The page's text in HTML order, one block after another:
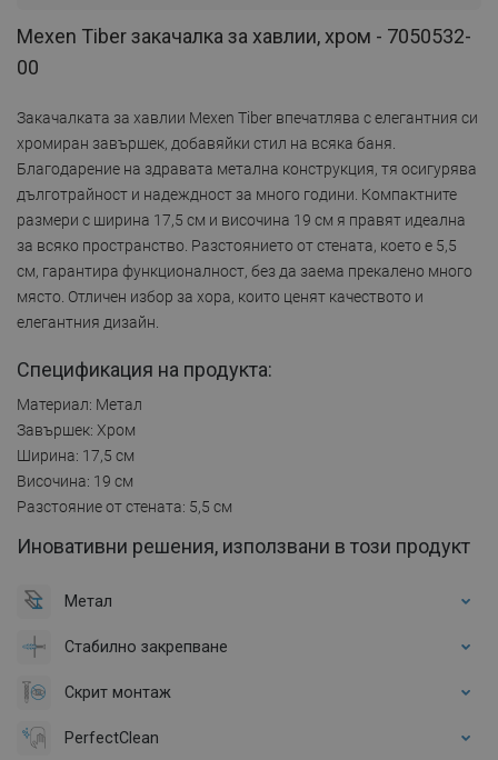
Mexen Tiber закачалка за хавлии, хром - 7050532-
00
Закачалката за хавлии Mexen Tiber впечатлява с елегантния си
хромиран завършек, добавяйки стил на всяка баня.
Благодарение на здравата метална конструкция, тя осигурява
дълготрайност и надеждност за много години. Компактните
размери с ширина 17,5 см и височина 19 см я правят идеална
за всяко пространство. Разстоянието от стената, което е 5,5
см, гарантира функционалност, без да заема прекалено много
място. Отличен избор за хора, които ценят качеството и
елегантния дизайн.
Спецификация на продукта:
Материал: Метал
Завършек: Хром
Ширина: 17,5 см
Височина: 19 см
Разстояние от стената: 5,5 см
Иновативни решения, използвани в този продукт
Метал
Стабилно закрепване
Скрит монтаж
PerfectClean